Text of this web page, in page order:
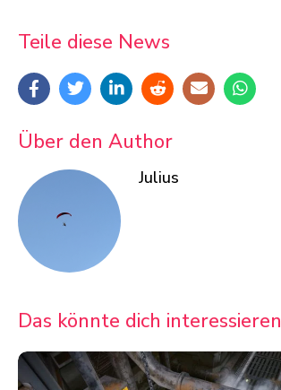
Teile diese News
Über den Author
Julius
Das könnte dich interessieren